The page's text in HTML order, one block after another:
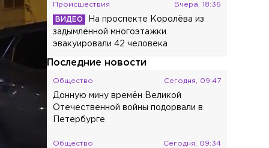
Происшествия Вчера, 18:36
На проспекте Королёва из
задымлённой многоэтажки
эвакуировали 42 человека
Последние новости
Общество Сегодня, 09:47
Донную мину времён Великой
Отечественной войны подорвали в
Петербурге
Общество Сегодня, 09:34